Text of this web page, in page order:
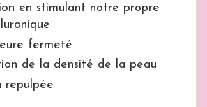
en stimulant notre propre
fermeté
de la densité de la peau
repulpée